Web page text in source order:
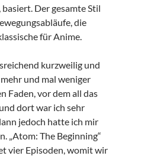
Der gesamte Stil
die
für Anime.
kurzweilig und
und mal weniger
Faden, vor dem all das
dort war ich sehr
jedoch hatte ich mir
„Atom: The Beginning“
vier Episoden, womit wir